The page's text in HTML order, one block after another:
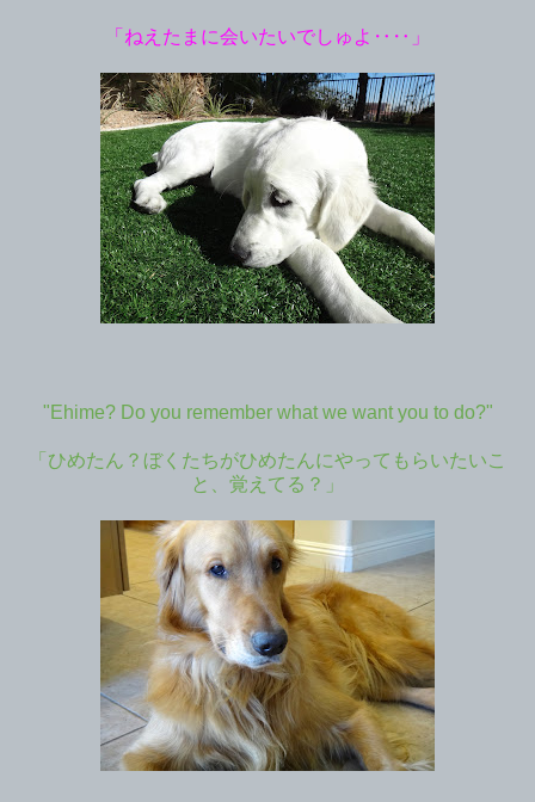
「ねえたまに会いたいでしゅよ‥‥」
"Ehime? Do you remember what we want you to do?"
「ひめたん？ぼくたちがひめたんにやってもらいたいこ
と、覚えてる？」